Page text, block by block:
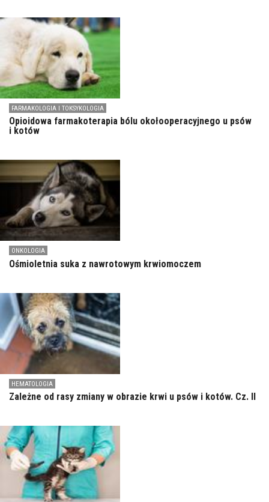
FARMAKOLOGIA I TOKSYKOLOGIA
Opioidowa farmakoterapia bólu okołooperacyjnego u psów
i kotów
ONKOLOGIA
Ośmioletnia suka z nawrotowym krwiomoczem
HEMATOLOGIA
Zależne od rasy zmiany w obrazie krwi u psów i kotów. Cz. II